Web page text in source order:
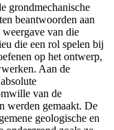
grondmechanische
beantwoorden aan
weergave van die
die een rol spelen bij
op het ontwerp,
Aan de
van de
werden gemaakt. De
geologische en